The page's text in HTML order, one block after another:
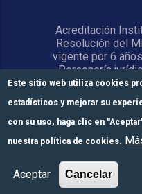
Acreditación
Resolución del
vigente por 6
Personería
1876 del 5 de
como
Educación
15818 del 31
©
Formulario de
inscripción
Este sitio web utiliza cookies
estadísticos y mejorar su
con su uso, haga clic en
nuestra política de cookies.
Aceptar Cancelar